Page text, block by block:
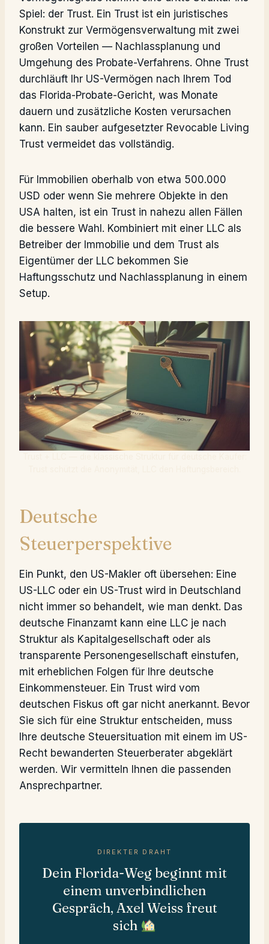
Spiel: der Trust. Ein Trust ist ein juristisches
Konstrukt zur Vermögensverwaltung mit zwei
großen Vorteilen — Nachlassplanung und
Umgehung des Probate-Verfahrens. Ohne Trust
durchläuft Ihr US-Vermögen nach Ihrem Tod
das Florida-Probate-Gericht, was Monate
dauern und zusätzliche Kosten verursachen
kann. Ein sauber aufgesetzter Revocable Living
Trust vermeidet das vollständig.
Für Immobilien oberhalb von etwa 500.000
USD oder wenn Sie mehrere Objekte in den
USA halten, ist ein Trust in nahezu allen Fällen
die bessere Wahl. Kombiniert mit einer LLC als
Betreiber der Immobilie und dem Trust als
Eigentümer der LLC bekommen Sie
Haftungsschutz und Nachlassplanung in einem
Setup.
Deutsche
Steuerperspektive
Ein Punkt, den US-Makler oft übersehen: Eine
US-LLC oder ein US-Trust wird in Deutschland
nicht immer so behandelt, wie man denkt. Das
deutsche Finanzamt kann eine LLC je nach
Struktur als Kapitalgesellschaft oder als
transparente Personengesellschaft einstufen,
mit erheblichen Folgen für Ihre deutsche
Einkommensteuer. Ein Trust wird vom
deutschen Fiskus oft gar nicht anerkannt. Bevor
Sie sich für eine Struktur entscheiden, muss
Ihre deutsche Steuersituation mit einem im US-
Recht bewanderten Steuerberater abgeklärt
werden. Wir vermitteln Ihnen die passenden
Ansprechpartner.
DIREKTER DRAHT
Dein Florida-Weg beginnt mit
einem unverbindlichen
Gespräch, Axel Weiss freut
sich